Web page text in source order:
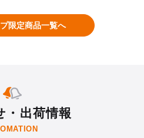
限定商品一覧へ
・出荷情報